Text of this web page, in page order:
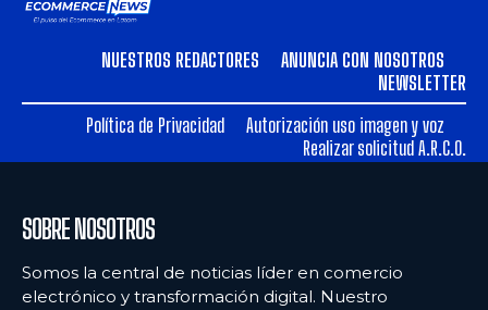
NUESTROS REDACTORES
ANUNCIA CON NOSOTROS
NEWSLETTER
Política de Privacidad
Autorización uso imagen y voz
Realizar solicitud A.R.C.O.
SOBRE NOSOTROS
Somos la central de noticias líder en comercio
electrónico y transformación digital. Nuestro